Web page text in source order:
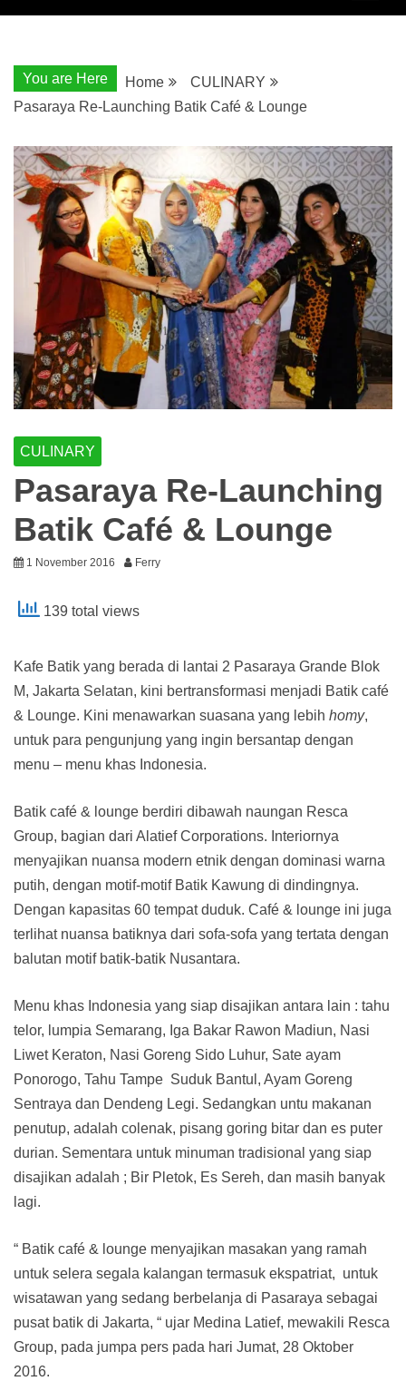
You are Here Home
CULINARY
Pasaraya Re-Launching Batik Café & Lounge
CULINARY
Pasaraya Re-Launching
Batik Café & Lounge
1 November 2016 Ferry
139 total views
Kafe Batik yang berada di lantai 2 Pasaraya Grande Blok
M, Jakarta Selatan, kini bertransformasi menjadi Batik café
& Lounge. Kini menawarkan suasana yang lebih homy,
untuk para pengunjung yang ingin bersantap dengan
menu – menu khas Indonesia.
Batik café & lounge berdiri dibawah naungan Resca
Group, bagian dari Alatief Corporations. Interiornya
menyajikan nuansa modern etnik dengan dominasi warna
putih, dengan motif-motif Batik Kawung di dindingnya.
Dengan kapasitas 60 tempat duduk. Café & lounge ini juga
terlihat nuansa batiknya dari sofa-sofa yang tertata dengan
balutan motif batik-batik Nusantara.
Menu khas Indonesia yang siap disajikan antara lain : tahu
telor, lumpia Semarang, Iga Bakar Rawon Madiun, Nasi
Liwet Keraton, Nasi Goreng Sido Luhur, Sate ayam
Ponorogo, Tahu Tampe Suduk Bantul, Ayam Goreng
Sentraya dan Dendeng Legi. Sedangkan untu makanan
penutup, adalah colenak, pisang goring bitar dan es puter
durian. Sementara untuk minuman tradisional yang siap
disajikan adalah ; Bir Pletok, Es Sereh, dan masih banyak
lagi.
“ Batik café & lounge menyajikan masakan yang ramah
untuk selera segala kalangan termasuk ekspatriat, untuk
wisatawan yang sedang berbelanja di Pasaraya sebagai
pusat batik di Jakarta, “ ujar Medina Latief, mewakili Resca
Group, pada jumpa pers pada hari Jumat, 28 Oktober
2016.